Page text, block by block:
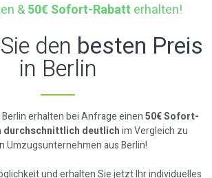
&50€ Sofort-Rabatt erhalten!
den besten Preis
in Berlin
erhalten bei Anfrage einen50€ Sofort-
durchschnittlich deutlichim Vergleich zu
Umzugsunternehmen aus Berlin!
und erhalten Sie jetzt Ihr individuelles